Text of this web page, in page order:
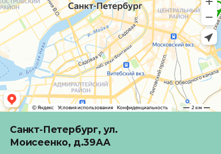
Санкт-Петербург, ул.
Моисеенко, д.39АА